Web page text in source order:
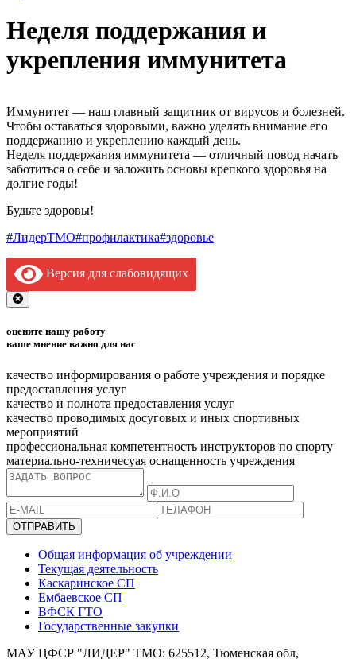
Неделя поддержания и
укрепления иммунитета
Иммунитет — наш главный защитник от вирусов и болезней.
Чтобы оставаться здоровыми, важно уделять внимание его
поддержанию и укреплению каждый день.
Неделя поддержания иммунитета — отличный повод начать
заботиться о себе и заложить основы крепкого здоровья на
долгие годы!
Будьте здоровы!
#ЛидерТМО#профилактика#здоровье
Версия для слабовидящих
Close
оцените нашу работу
ваше мнение важно для нас
качество информирования о работе учреждения и порядке
предоставления услуг
качество и полнота предоставления услуг
качество проводимых досуговых и иных спортивных
мероприятий
профессиональная компетентность инструкторов по спорту
материально-техничесуая оснащенность учреждения
ОТПРАВИТЬ
Общая информация об учреждении
Текущая деятельность
Каскаринское СП
Ембаевское СП
ВФСК ГТО
Государственные закупки
МАУ ЦФСР "ЛИДЕР" ТМО: 625512, Тюменская обл,